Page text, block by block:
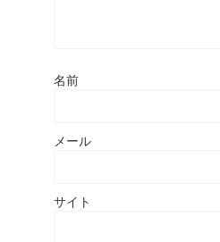
名前
メール
サイト